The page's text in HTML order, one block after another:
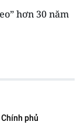
hơn 30 năm
phủ